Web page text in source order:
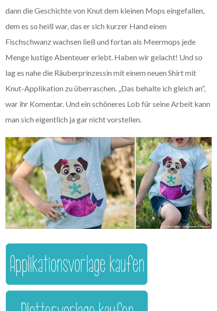
dann die Geschichte von Knut dem kleinen Mops eingefallen,
dem es so heiß war, das er sich kurzer Hand einen
Fischschwanz wachsen ließ und fortan als Meermops jede
Menge lustige Abenteuer erlebt. Haben wir gelacht! Und so
lag es nahe die Räuberprinzessin mit einem neuen Shirt mit
Knut-Applikation zu überraschen. „Das behalte ich gleich an“,
war ihr Komentar. Und ein schöneres Lob für seine Arbeit kann
man sich eigentlich ja gar nicht vorstellen.